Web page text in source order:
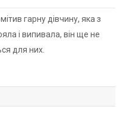
гарну дівчину, яка з
і випивала, він ще не
для них.